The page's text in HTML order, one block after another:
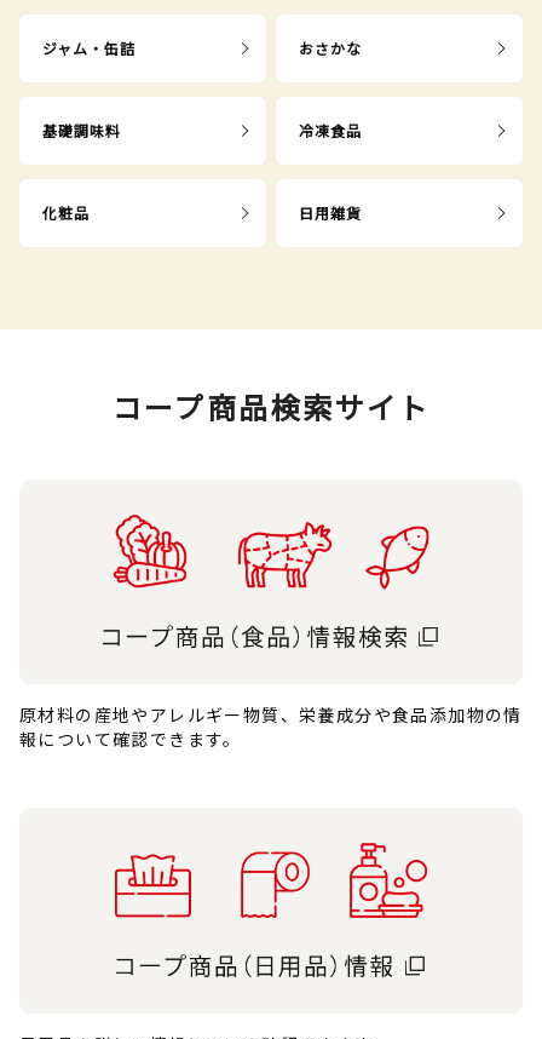
ジャム・缶詰 おさかな
基礎調味料 冷凍食品
化粧品 日用雑貨
コープ商品検索サイト
原材料の産地やアレルギー物質、栄養成分や食品添加物の情
報について確認できます。